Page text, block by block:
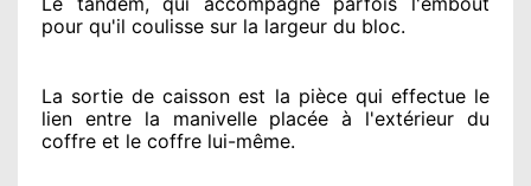
pour qu'il coulisse sur la largeur du bloc.
La sortie de caisson est la pièce qui effectuele
lien entre la manivelle placée à l'extérieur du
coffre et le coffre lui-même.